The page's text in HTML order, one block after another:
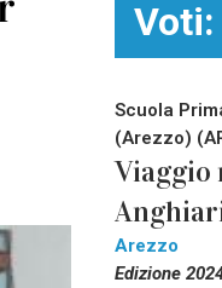
Voti:
Scuola
(Arezzo)
Viaggio
Arezzo
Edizione